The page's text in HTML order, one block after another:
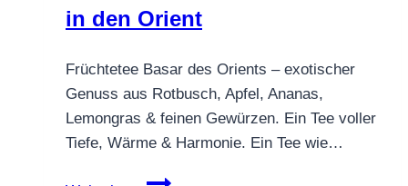
in den Orient
Früchtetee Basar des Orients – exotischer
Genuss aus Rotbusch, Apfel, Ananas,
Lemongras & feinen Gewürzen. Ein Tee voller
Tiefe, Wärme & Harmonie. Ein Tee wie…
Früchtetee